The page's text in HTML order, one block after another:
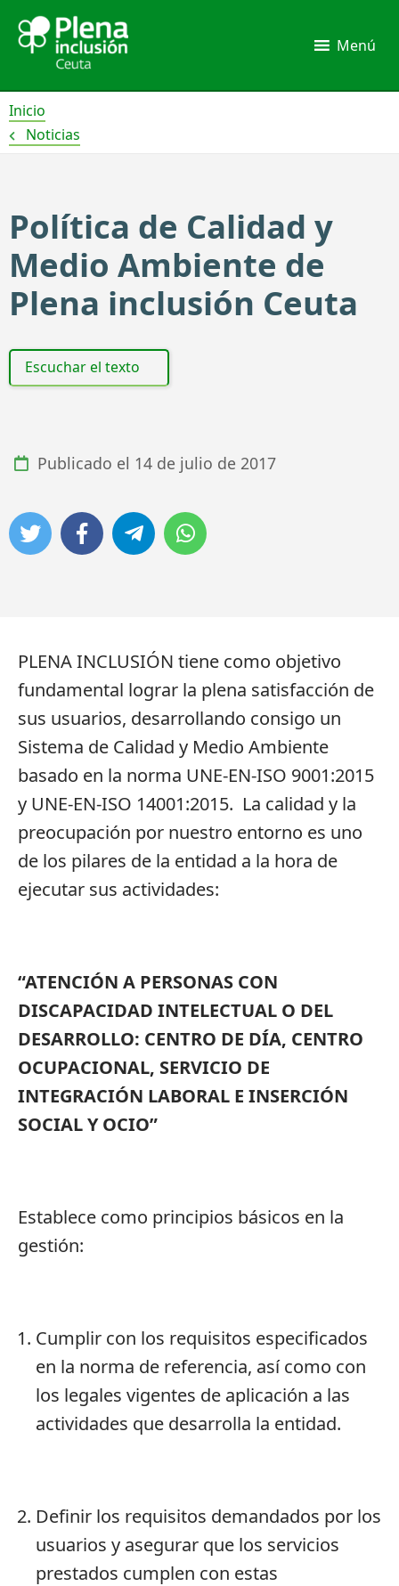
contenido
Menú
Inicio
Noticias
Política de Calidad y
Medio Ambiente de
Plena inclusión Ceuta
Escuchar el texto
Publicado el 14 de julio de 2017
PLENA INCLUSIÓN tiene como objetivo
fundamental lograr la plena satisfacción de
sus usuarios, desarrollando consigo un
Sistema de Calidad y Medio Ambiente
basado en la norma UNE-EN-ISO 9001:2015
y UNE-EN-ISO 14001:2015. La calidad y la
preocupación por nuestro entorno es uno
de los pilares de la entidad a la hora de
ejecutar sus actividades:
“ATENCIÓN A PERSONAS CON
DISCAPACIDAD INTELECTUAL O DEL
DESARROLLO: CENTRO DE DÍA, CENTRO
OCUPACIONAL, SERVICIO DE
INTEGRACIÓN LABORAL E INSERCIÓN
SOCIAL Y OCIO”
Establece como principios básicos en la
gestión:
Cumplir con los requisitos especificados
en la norma de referencia, así como con
los legales vigentes de aplicación a las
actividades que desarrolla la entidad.
Definir los requisitos demandados por los
usuarios y asegurar que los servicios
prestados cumplen con estas